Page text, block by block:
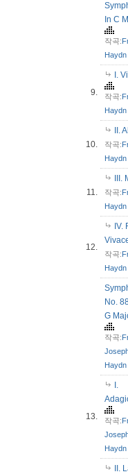
In C
작곡:
Haydn
9.
I.
작곡:
Haydn
10.
II.
작곡:
Haydn
11. 작곡:
Haydn
12.
IV.
작곡:
Haydn
No.
G
작곡:
Haydn
13.
I.
작곡:
Haydn
II.